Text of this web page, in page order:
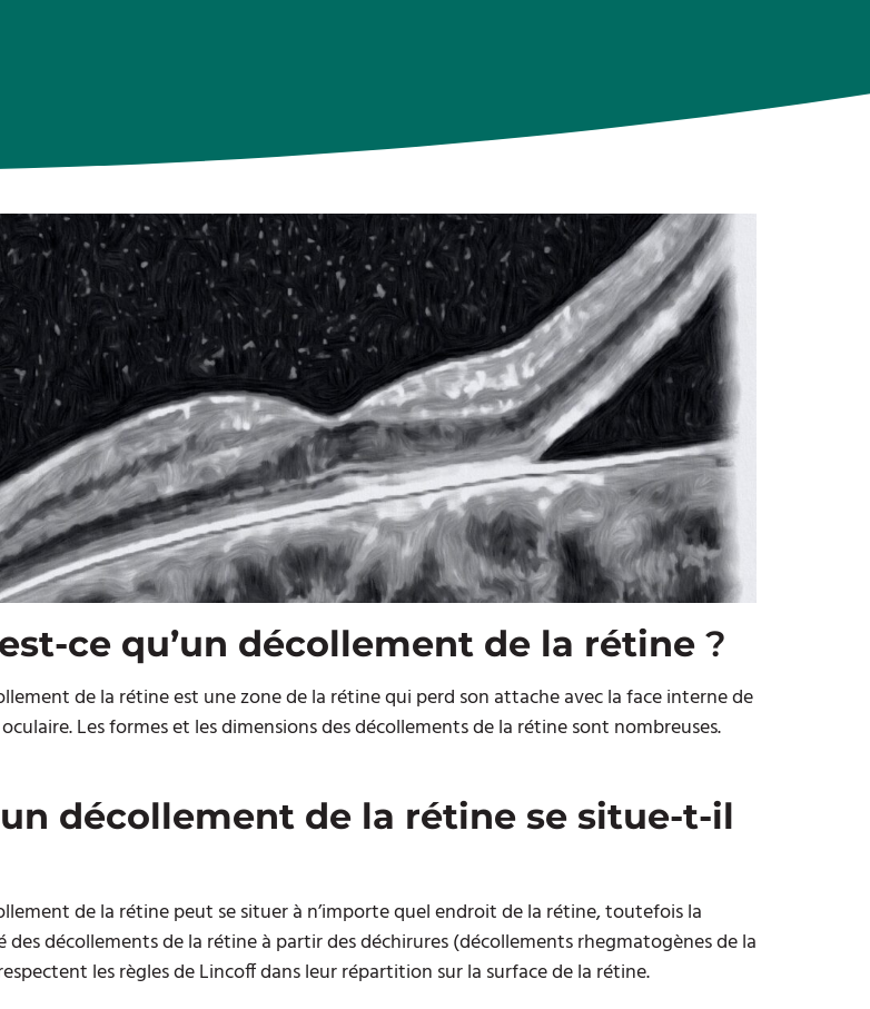
ce qu’un décollement de la rétine ?
de la rétine est une zone de la rétine qui perd son attache avec la face interne de
Les formes et les dimensions des décollements de la rétine sont nombreuses.
décollement de la rétine se situe-t-il
de la rétine peut se situer à n’importe quel endroit de la rétine, toutefois la
des décollements de la rétine à partir des déchirures (décollements rhegmatogènes de la
les règles de Lincoff dans leur répartition sur la surface de la rétine.